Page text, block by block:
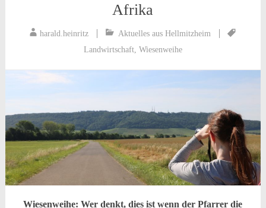
Afrika
harald.heinritz
Aktuelles aus Hellmitzheim
Landwirtschaft, Wiesenweihe
Wiesenweihe: Wer denkt, dies ist wenn der Pfarrer die